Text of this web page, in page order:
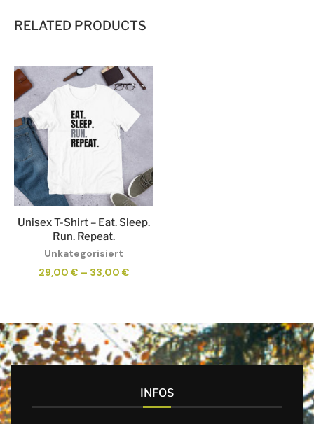
RELATED PRODUCTS
Unisex T-Shirt – Eat. Sleep.
Run. Repeat.
Unkategorisiert
29,00 € – 33,00 €
INFOS